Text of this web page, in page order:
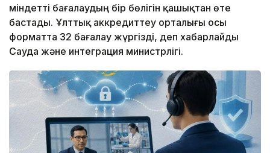
міндетті бағалаудың бір бөлігін қашықтан өте
бастады. Ұлттық аккредиттеу орталығы осы
форматта 32 бағалау жүргізді, деп хабарлайды
Сауда және интеграция министрлігі.